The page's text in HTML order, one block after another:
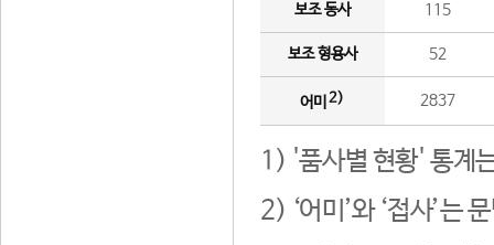
보조 동사 115
보조 형용사 52
어미 2) 2837
1) '품사별 현황' 통계
2) ‘어미’와 ‘접사’는